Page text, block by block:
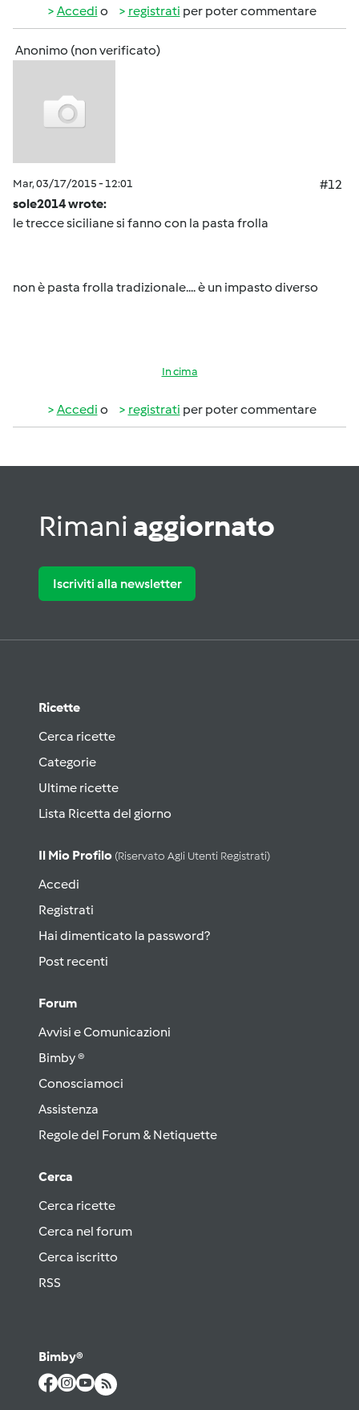
Accedi o registrati per poter commentare
Anonimo (non verificato)
Mar, 03/17/2015 - 12:01
#12
sole2014 wrote:
le trecce siciliane si fanno con la pasta frolla
non è pasta frolla tradizionale.... è un impasto diverso
In cima
Accedi o registrati per poter commentare
Rimani aggiornato
Iscriviti alla newsletter
Ricette
Cerca ricette
Categorie
Ultime ricette
Lista Ricetta del giorno
Il Mio Profilo (riservato Agli Utenti Registrati)
Accedi
Registrati
Hai dimenticato la password?
Post recenti
Forum
Avvisi e Comunicazioni
Bimby ®
Conosciamoci
Assistenza
Regole del Forum & Netiquette
Cerca
Cerca ricette
Cerca nel forum
Cerca iscritto
RSS
Bimby®